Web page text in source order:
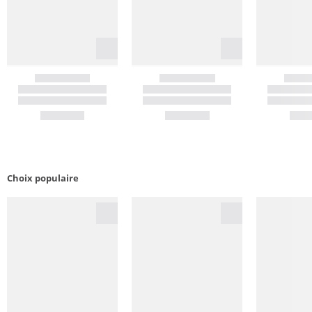
Choix populaire